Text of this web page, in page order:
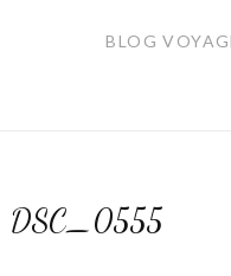
BLOG
DSC_0555